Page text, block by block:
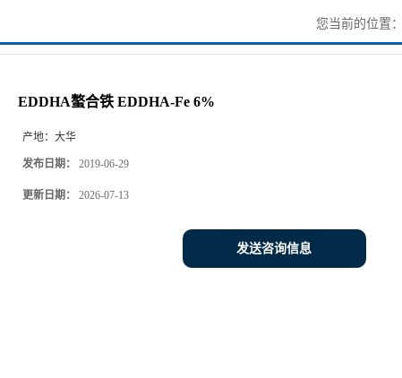
您当前的位置：
EDDHA螯合铁 EDDHA-Fe 6%
产地： 大华
发布日期： 2019-06-29
更新日期： 2026-07-13
发送咨询信息